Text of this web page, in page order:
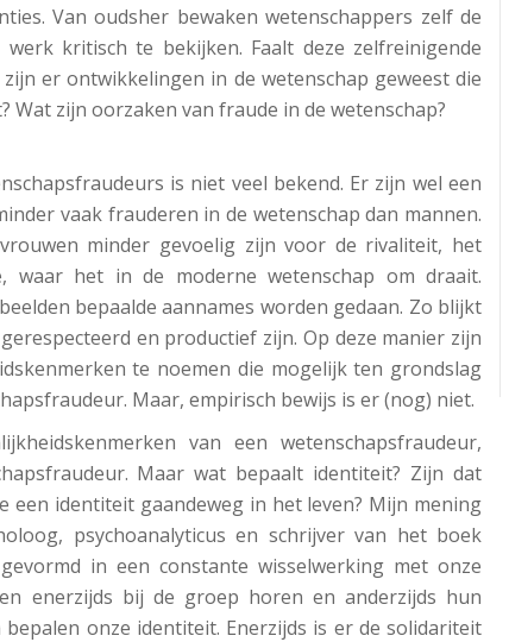
Van oudsher bewaken wetenschappers zelf de
kritisch te bekijken. Faalt deze zelfreinigende
er ontwikkelingen in de wetenschap geweest die
zijn oorzaken van fraude in de wetenschap?
is niet veel bekend. Er zijn wel een
vaak frauderen in de wetenschap dan mannen.
minder gevoelig zijn voor de rivaliteit, het
waar het in de moderne wetenschap om draait.
bepaalde aannames worden gedaan. Zo blijkt
en productief zijn. Op deze manier zijn
te noemen die mogelijk ten grondslag
Maar, empirisch bewijs is er (nog) niet.
van een wetenschapsfraudeur,
Maar wat bepaalt identiteit? Zijn dat
een identiteit gaandeweg in het leven? Mijn mening
psychoanalyticus en schrijver van het boek
in een constante wisselwerking met onze
enerzijds bij de groep horen en anderzijds hun
onze identiteit. Enerzijds is er de solidariteit